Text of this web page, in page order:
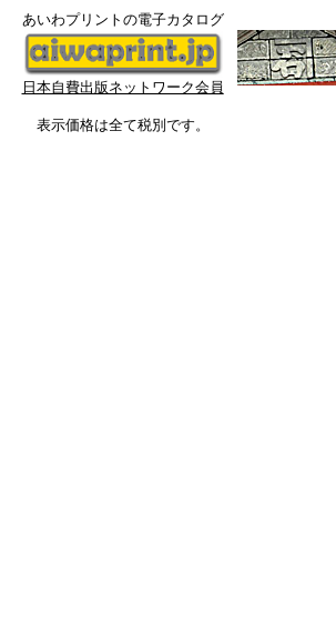
あいわプリントの電子カタログ
日本自費出版ネットワーク会員
表示価格は全て税別です。